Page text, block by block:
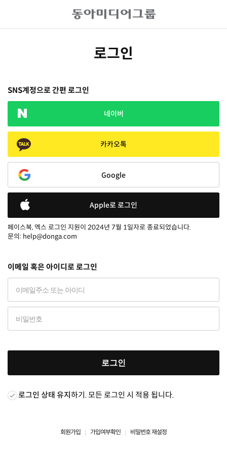
로그인
SNS계정으로 간편 로그인
네이버
카카오톡
Google
Apple로 로그인
페이스북, 엑스 로그인 지원이 2024년 7월 1일자로 종료되었습니다.
문의: help@donga.com
이메일 혹은 아이디로 로그인
로그인
로그인 상태 유지하기. 모든 로그인 시 적용 됩니다.
회원가입 가입여부확인 비밀번호 재설정